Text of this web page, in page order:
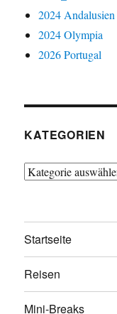
2024 Andalusien
2024 Olympia
2026 Portugal
KATEGORIEN
Kategorien
Startseite
Reisen
Mini-Breaks